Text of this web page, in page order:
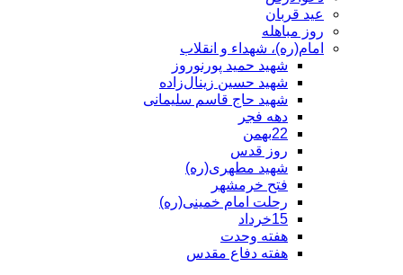
عید قربان
روز مباهله
امام(ره)، شهداء و انقلاب
شهید حمید پورنوروز
شهید حسین زینال‌زاده
شهید حاج قاسم سلیمانی
دهه فجر
22بهمن
روز قدس
شهید مطهری(ره)
فتح خرمشهر
رحلت امام خمینی(ره)
15خرداد
هفته وحدت
هفته دفاع مقدس